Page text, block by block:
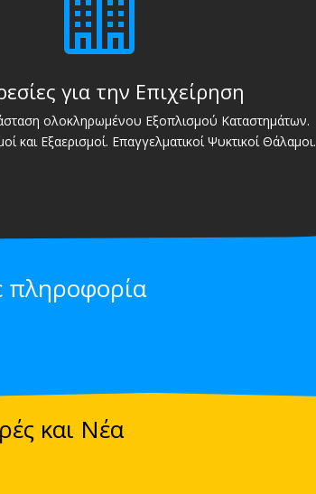
για την Επιχείρηση
ολοκληρωμένου Εξοπλισμού Καταστημάτων.
και Εξαερισμοί. Επαγγελματικοί Ψυκτικοί Θάλαμοι.
πληροφορία
και Νέα